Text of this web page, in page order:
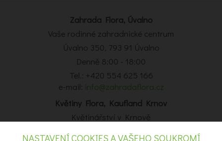
Zahrada Flora, Úvalno
Vaše rodinné zahradnické centrum
Úvalno 350, 793 91 Úvalno
Denně 8:00 - 18:00
Tel.: +420 554 625 166
e-mail: info@zahradaflora.cz
Květiny Flora, Kaufland Krnov
Květinářství v Krnově
Obchodní centrum Kaufland Krnov, Opavská 14, Krnov
NASTAVENÍ COOKIES A VAŠEHO SOUKROMÍ